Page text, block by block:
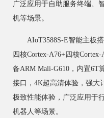
广泛应用于自助服务终端、
机等场景。
AIoT3588S-E智能主板
四核Cortex-A76+四核
备ARM Mali-G610，内置6T
接口，4K超高清体验，强大
极致性能体验，广泛应用于
机器人等场景。